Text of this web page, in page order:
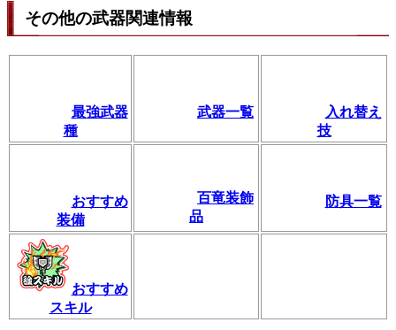
その他の武器関連情報
最強武器
種
武器一覧
入れ替え
技
おすすめ
装備
百竜装飾
品
防具一覧
おすすめ
スキル